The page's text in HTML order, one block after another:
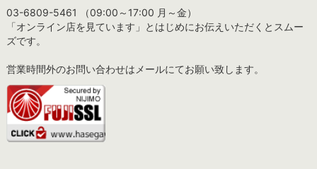
03-6809-5461 （09:00～17:00 月～金）
「オンライン店を見ています」とはじめにお伝えいただくとスムー
ズです。
営業時間外のお問い合わせはメールにてお願い致します。